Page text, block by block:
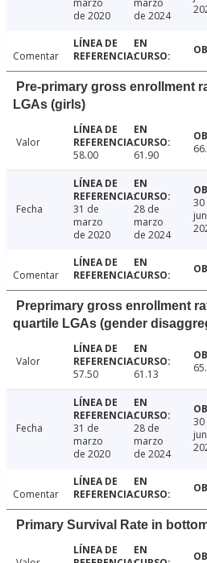
marzo
de 2020
marzo
de 2024
Comentar
Pre-primary gross enrollment
LGAs (girls)
Valor
58.00
61.90
Fecha
31 de
marzo
de 2020
28 de
marzo
de 2024
30
Comentar
Preprimary gross enrollment
quartile LGAs (gender
Valor
57.50
61.13
Fecha
31 de
marzo
de 2020
28 de
marzo
de 2024
30
Comentar
Primary Survival Rate in